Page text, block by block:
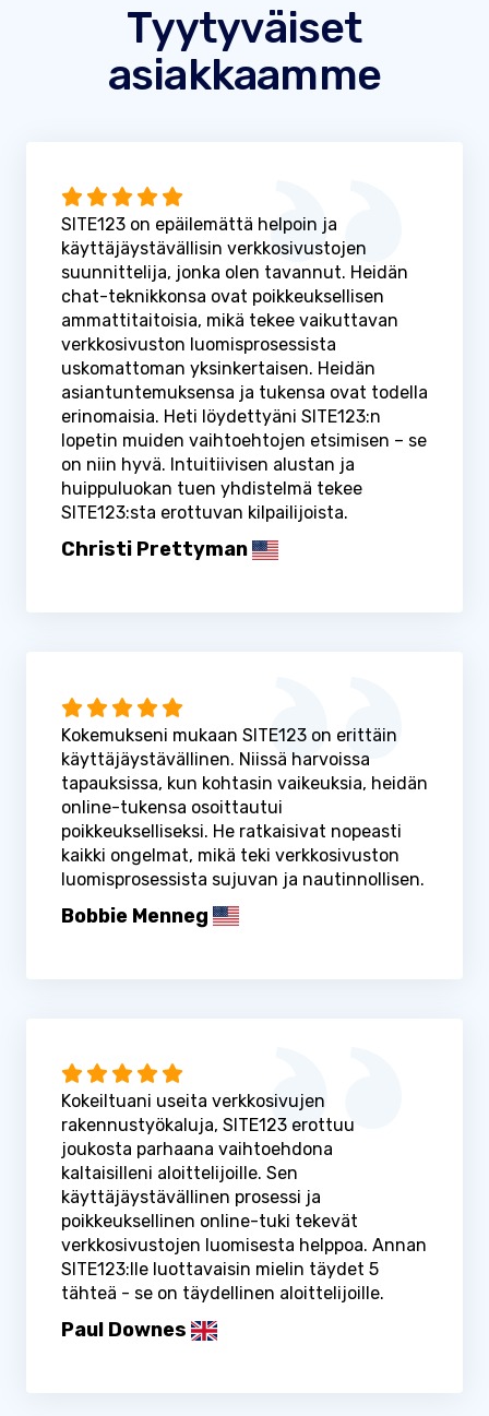
Tyytyväiset
asiakkaamme
SITE123 on epäilemättä helpoin ja
käyttäjäystävällisin verkkosivustojen
suunnittelija, jonka olen tavannut. Heidän
chat-teknikkonsa ovat poikkeuksellisen
ammattitaitoisia, mikä tekee vaikuttavan
verkkosivuston luomisprosessista
uskomattoman yksinkertaisen. Heidän
asiantuntemuksensa ja tukensa ovat todella
erinomaisia. Heti löydettyäni SITE123:n
lopetin muiden vaihtoehtojen etsimisen – se
on niin hyvä. Intuitiivisen alustan ja
huippuluokan tuen yhdistelmä tekee
SITE123:sta erottuvan kilpailijoista.
Christi Prettyman
Kokemukseni mukaan SITE123 on erittäin
käyttäjäystävällinen. Niissä harvoissa
tapauksissa, kun kohtasin vaikeuksia, heidän
online-tukensa osoittautui
poikkeukselliseksi. He ratkaisivat nopeasti
kaikki ongelmat, mikä teki verkkosivuston
luomisprosessista sujuvan ja nautinnollisen.
Bobbie Menneg
Kokeiltuani useita verkkosivujen
rakennustyökaluja, SITE123 erottuu
joukosta parhaana vaihtoehdona
kaltaisilleni aloittelijoille. Sen
käyttäjäystävällinen prosessi ja
poikkeuksellinen online-tuki tekevät
verkkosivustojen luomisesta helppoa. Annan
SITE123:lle luottavaisin mielin täydet 5
tähteä - se on täydellinen aloittelijoille.
Paul Downes